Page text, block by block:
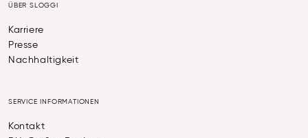
ÜBER SLOGGI
Karriere
Presse
Nachhaltigkeit
SERVICE INFORMATIONEN
Kontakt